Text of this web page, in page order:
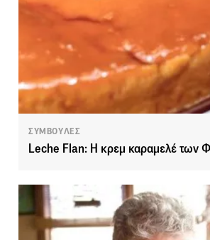
ΣΥΜΒΟΥΛΕΣ
Leche Flan: Η κρεμ καραμελέ των